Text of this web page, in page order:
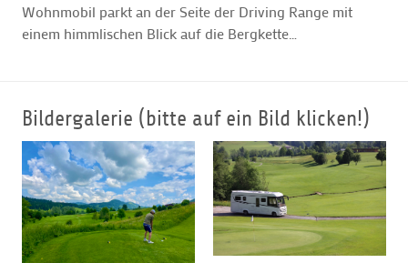
Wohnmobil parkt an der Seite der Driving Range mit
einem himmlischen Blick auf die Bergkette…
Bildergalerie (bitte auf ein Bild klicken!)